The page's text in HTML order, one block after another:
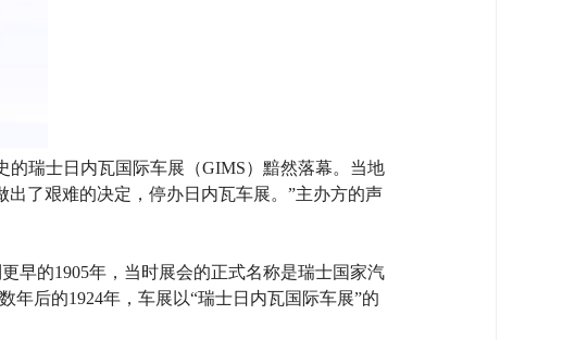
瑞士日内瓦国际车展（GIMS）黯然落幕。当地
了艰难的决定，停办日内瓦车展。”主办方的声
早的1905年，当时展会的正式名称是瑞士国家汽
年后的1924年，车展以“瑞士日内瓦国际车展”的